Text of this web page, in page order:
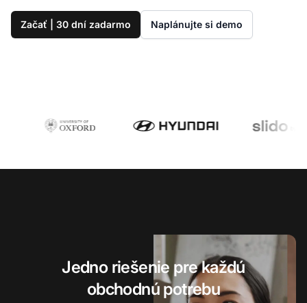
Začať | 30 dní zadarmo Naplánujte si demo
Jedno riešenie pre každú
obchodnú potrebu